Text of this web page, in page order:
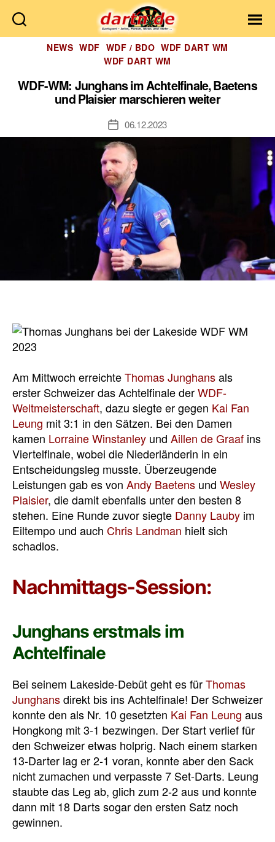
Dartn.de
Kategorien
NEWS WDF WDF / BDO WDF DART WM
WDF DART WM
WDF-WM: Junghans im Achtelfinale, Baetens
und Plaisier marschieren weiter
Veröffentlichungsdatum
06.12.2023
Am Mittwoch erreichteThomas Junghansals
erster Schweizer das Achtelfinale derWDF-
Weltmeisterschaft, dazu siegte er gegen Kai Fan
Leung mit 3:1 in den Sätzen. Bei den Damen
kamen Lorraine Winstanley und Aillen de Graaf ins
Viertelfinale, wobei die Niederländerin in ein
Entscheidungsleg musste. Überzeugende
Leistungen gab es von Andy Baetens und Wesley
Plaisier, die damit ebenfalls unter den besten 8
stehen. Eine Runde zuvor siegte Danny Lauby im
Eiltempo und auch Chris Landman hielt sich
schadlos.
Nachmittags-Session:
Junghans erstmals im
Achtelfinale
Bei seinem Lakeside-Debüt geht es fürThomas
Junghansdirekt bis ins Achtelfinale! Der Schweizer
konnte den als Nr. 10 gesetzten Kai Fan Leung aus
Hongkong mit 3-1 bezwingen. Der Start verlief für
den Schweizer etwas holprig. Nach einem starken
13-Darter lag er 2-1 voran, konnte aber den Sack
nicht zumachen und verpasste 7 Set-Darts. Leung
staubte das Leg ab, glich zum 2-2 aus und konnte
dann mit 18 Darts sogar den ersten Satz noch
gewinnen.